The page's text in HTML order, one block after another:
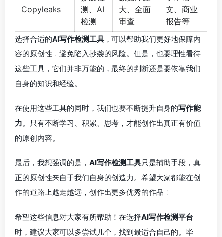
Copyleaks
测、AI
检测
大、全面
审查
文、商业
报告等
选择合适的AI写作检测工具 ，可以帮助我们更好地保障内
容的原创性，避免陷入抄袭的风险。但是，也要理性看待
这些工具，它们并非万能的，最终的判断还是要依靠我们
自身的知识和经验。
在使用这些工具的同时，我们也要不断提升自身的写作能
力。只有不断学习、积累、思考，才能创作出真正有价值
的原创内容。
最后，我想强调的是， AI写作检测工具只是辅助手段，真
正的原创性来自于我们自身的创造力。希望大家都能在创
作的道路上越走越远，创作出更多优秀的作品！
希望这些信息对大家有所帮助！在选择AI写作检测平台
时，建议大家可以多尝试几个，找到最适合自己的。毕